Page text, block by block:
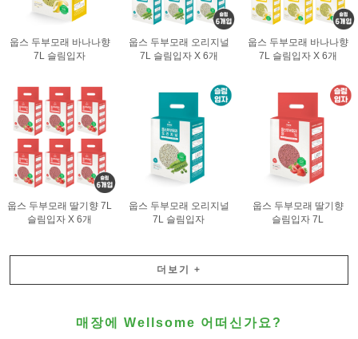
웁스 두부모래 바나나향
7L 슬림입자
웁스 두부모래 오리지널
7L 슬림입자 X 6개
웁스 두부모래 바나나향
7L 슬림입자 X 6개
웁스 두부모래 딸기향 7L
슬림입자 X 6개
웁스 두부모래 오리지널
7L 슬림입자
웁스 두부모래 딸기향
슬림입자 7L
더보기 +
매장에 Wellsome 어떠신가요?